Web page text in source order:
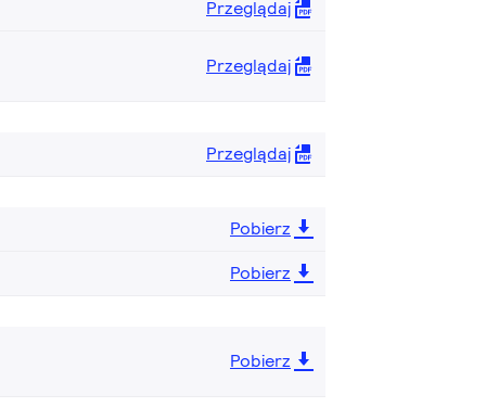
Przeglądaj
Przeglądaj
Przeglądaj
Pobierz
Pobierz
Pobierz